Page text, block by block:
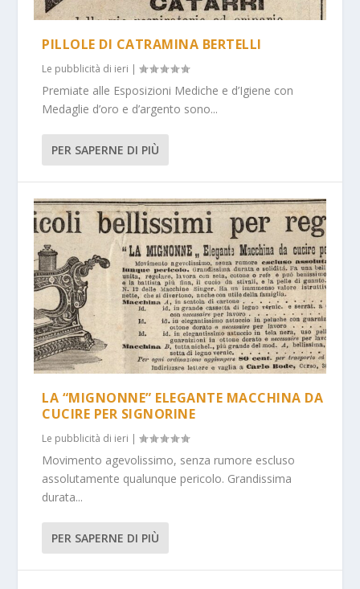
PILLOLE DI CATRAMINA BERTELLI
Le pubblicità di ieri |
Premiate alle Esposizioni Mediche e d’Igiene con
Medaglie d’oro e d’argento sono...
PER SAPERNE DI PIÙ
LA “MIGNONNE” ELEGANTE MACCHINA DA
CUCIRE PER SIGNORINE
Le pubblicità di ieri |
Movimento agevolissimo, senza rumore escluso
assolutamente qualunque pericolo. Grandissima
durata...
PER SAPERNE DI PIÙ